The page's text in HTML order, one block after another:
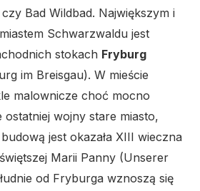
Bad Wildbad. Największym i
Schwarzwaldu jest
stokach Fryburg
im Breisgau). W mieście
malownicze choć mocno
ostatniej wojny stare miasto,
jest okazała XIII wieczna
Marii Panny (Unserer
od Fryburga wznoszą się